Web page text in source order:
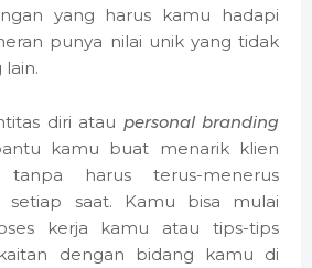
yang harus kamu hadapi
punya nilai unik yang tidak
diri atau personal branding
kamu buat menarik klien
tanpa harus terus-menerus
setiap saat. Kamu bisa mulai
kerja kamu atau tips-tips
dengan bidang kamu di